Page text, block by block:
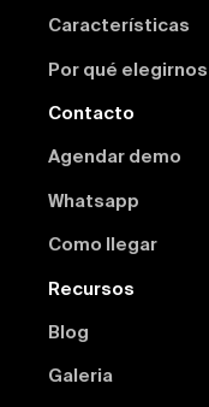
Características
Por qué elegirnos
Contacto
Agendar demo
Whatsapp
Como llegar
Recursos
Blog
Galeria